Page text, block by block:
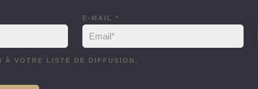
E-MAIL *
À VOTRE LISTE DE DIFFUSION.